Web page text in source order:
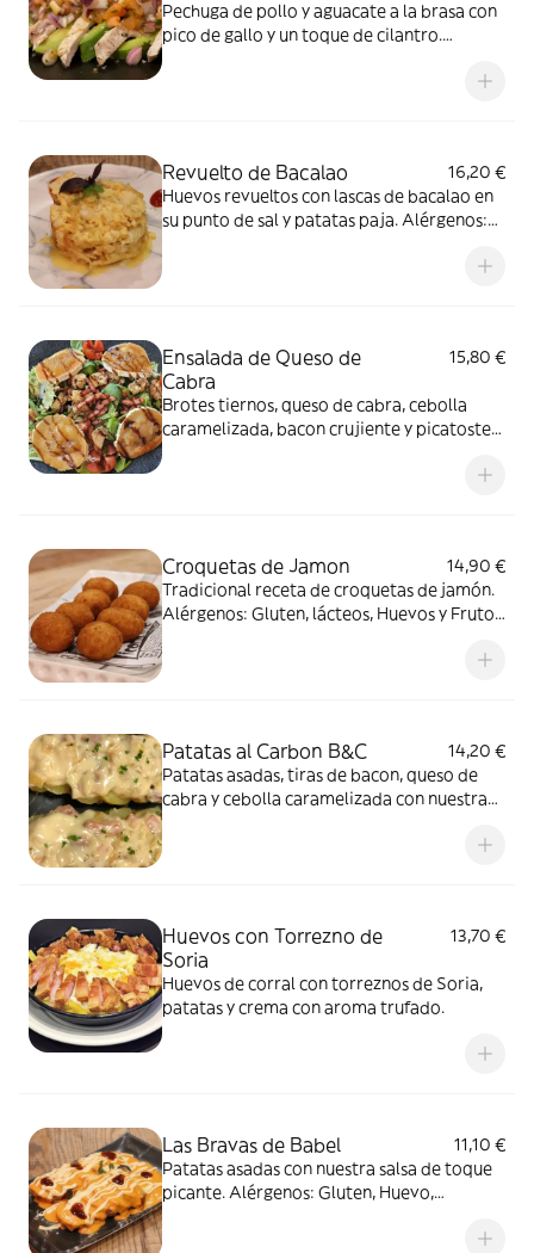
Pechuga de pollo y aguacate a la brasa con
pico de gallo y un toque de cilantro.
Revuelto de Bacalao
16,20 €
Huevos revueltos con lascas de bacalao en
su punto de sal y patatas paja. Alérgenos:
Ensalada de Queso de
Cabra
15,80 €
Brotes tiernos, queso de cabra, cebolla
caramelizada, bacon crujiente y picatostes
Croquetas de Jamon
14,90 €
Tradicional receta de croquetas de jamón.
Alérgenos: Gluten, lácteos, Huevos y Frutos
Patatas al Carbon B&C
14,20 €
Patatas asadas, tiras de bacon, queso de
cabra y cebolla caramelizada con nuestra
Huevos con Torrezno de
Soria
13,70 €
Huevos de corral con torreznos de Soria,
patatas y crema con aroma trufado.
Las Bravas de Babel
11,10 €
Patatas asadas con nuestra salsa de toque
picante. Alérgenos: Gluten, Huevo,